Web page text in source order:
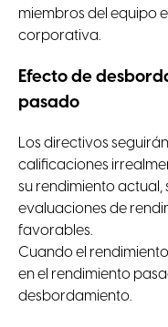
miembros del equipo
corporativa.
Efecto de
pasado
Los directivos
calificaciones
su rendimiento actual,
evaluaciones de
favorables.
Cuando el
en el rendimiento
desbordamiento.